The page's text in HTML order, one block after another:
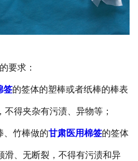
要求：
签的签体的塑棒或者纸棒的棒表
不得夹杂有污渍、异物等；
竹棒做的甘肃医用棉签的签体
、无断裂，不得有污渍和异